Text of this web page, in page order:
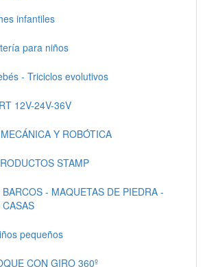
infantiles
para niños
- Triciclos evolutivos
12V-24V-36V
Y ROBÓTICA
STAMP
- MAQUETAS DE PIEDRA -
pequeños
CON GIRO 360º